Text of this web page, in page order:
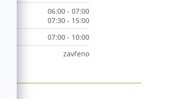
06:00 - 07:00
07:30 - 15:00
07:00 - 10:00
zavřeno